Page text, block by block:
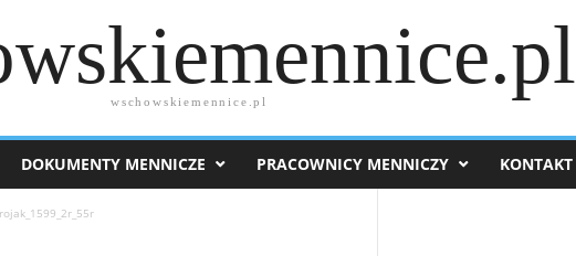
wschowskiemennice.pl
DOKUMENTY MENNICZE PRACOWNICY MENNICZY KONTAKT